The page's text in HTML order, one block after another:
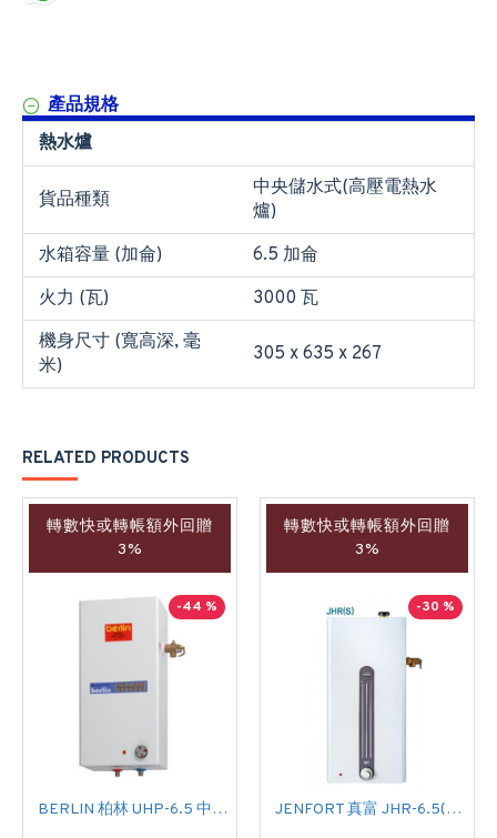
產品規格
熱水爐
貨品種類
中央儲水式(高壓電熱水
爐)
水箱容量 (加侖)
6.5 加侖
火力 (瓦)
3000 瓦
機身尺寸 (寬高深, 毫
米)
305 x 635 x 267
RELATED PRODUCTS
轉數快或轉帳額外回贈
3%
-44 %
BERLIN 柏林 UHP-6.5 中央儲水式(高壓電熱水爐)
轉數快或轉帳額外回贈
3%
-30 %
JENFORT 真富 JHR-6.5(S) 中央儲水式(高壓電熱水爐)